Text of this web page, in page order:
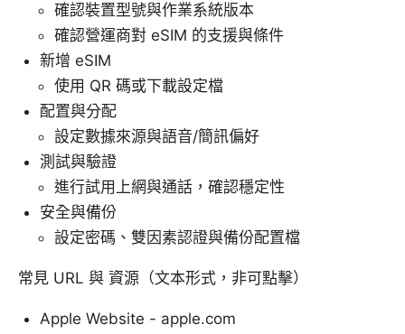
確認裝置型號與作業系統版本
確認營運商對 eSIM 的支援與條件
新增 eSIM
使用 QR 碼或下載設定檔
配置與分配
設定數據來源與語音/簡訊偏好
測試與驗證
進行試用上網與通話，確認穩定性
安全與備份
設定密碼、雙因素認證與備份配置檔
常見 URL 與 資源（文本形式，非可點擊）
Apple Website - apple.com